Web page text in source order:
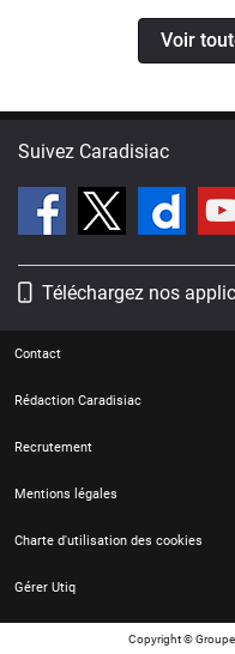
Voir
Suivez Caradisiac
Téléchargez nos
Contact
Rédaction Caradisiac
Recrutement
Mentions légales
Charte d'utilisation des cookies
Gérer Utiq
Copyright © Groupe